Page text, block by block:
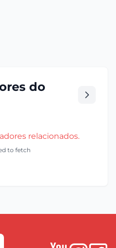
do
relacionados.
to fetch